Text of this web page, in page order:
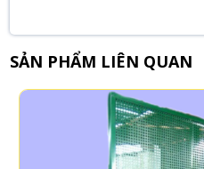
SẢN PHẨM LIÊN QUAN